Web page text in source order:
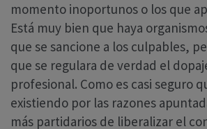
momento inoportunos o los que
Está muy bien que haya
que se sancione a los culpables,
que se regulara de verdad el
profesional. Como es casi seguro
existiendo por las razones
más partidarios de liberalizar el